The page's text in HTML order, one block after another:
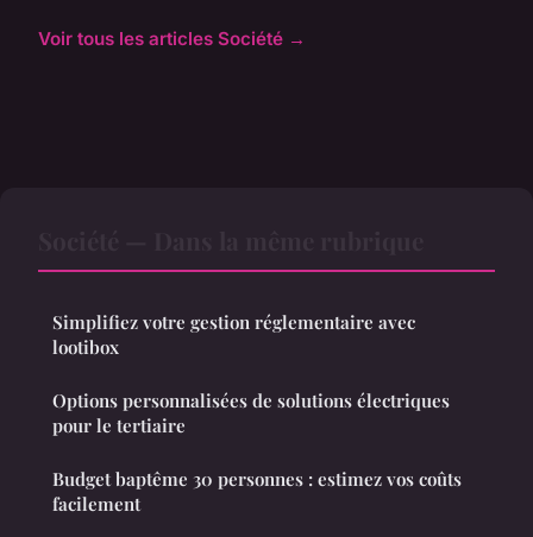
Voir tous les articles Société →
Simplifiez votre gestion réglementaire avec
lootibox
Options personnalisées de solutions électriques
pour le tertiaire
Budget baptême 30 personnes : estimez vos coûts
facilement